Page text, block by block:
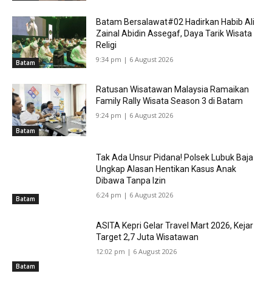
Batam
Batam Bersalawat#02 Hadirkan Habib Ali
Zainal Abidin Assegaf, Daya Tarik Wisata
Religi
9:34 pm | 6 August 2026
Batam
Ratusan Wisatawan Malaysia Ramaikan
Family Rally Wisata Season 3 di Batam
9:24 pm | 6 August 2026
Batam
Tak Ada Unsur Pidana! Polsek Lubuk Baja
Ungkap Alasan Hentikan Kasus Anak
Dibawa Tanpa Izin
6:24 pm | 6 August 2026
Batam
ASITA Kepri Gelar Travel Mart 2026, Kejar
Target 2,7 Juta Wisatawan
12:02 pm | 6 August 2026